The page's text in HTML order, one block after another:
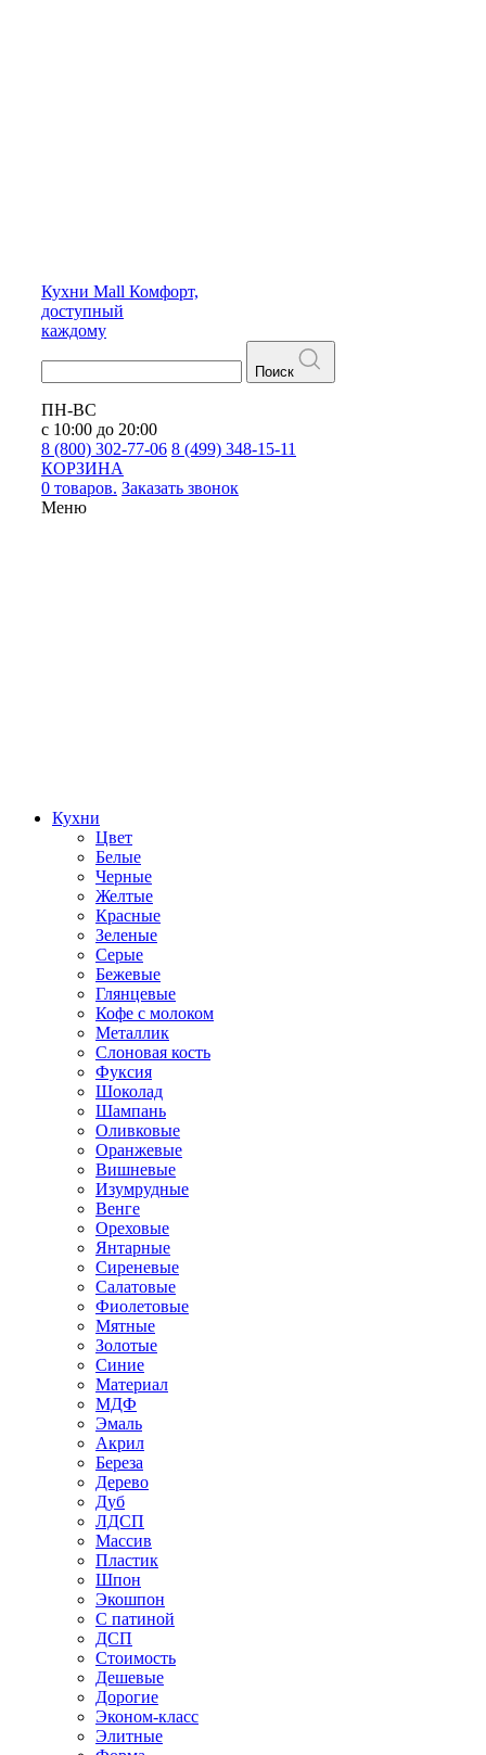
Кухни Mall Комфорт,
доступный
каждому
Поиск
ПН-ВС
с 10:00 до 20:00
8 (800) 302-77-06 8 (499) 348-15-11
КОРЗИНА
0 товаров. Заказать звонок
Меню
Кухни
Цвет
Белые
Черные
Желтые
Красные
Зеленые
Серые
Бежевые
Глянцевые
Кофе с молоком
Металлик
Слоновая кость
Фуксия
Шоколад
Шампань
Оливковые
Оранжевые
Вишневые
Изумрудные
Венге
Ореховые
Янтарные
Сиреневые
Салатовые
Фиолетовые
Мятные
Золотые
Синие
Материал
МДФ
Эмаль
Акрил
Береза
Дерево
Дуб
ЛДСП
Массив
Пластик
Шпон
Экошпон
С патиной
ДСП
Стоимость
Дешевые
Дорогие
Эконом-класс
Элитные